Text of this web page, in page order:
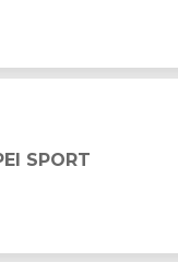
SPORT